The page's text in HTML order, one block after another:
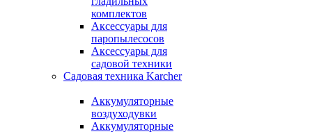
комплектов
Аксессуары для
паропылесосов
Аксессуары для
садовой техники
Садовая техника Karcher
Аккумуляторные
воздуходувки
Аккумуляторные